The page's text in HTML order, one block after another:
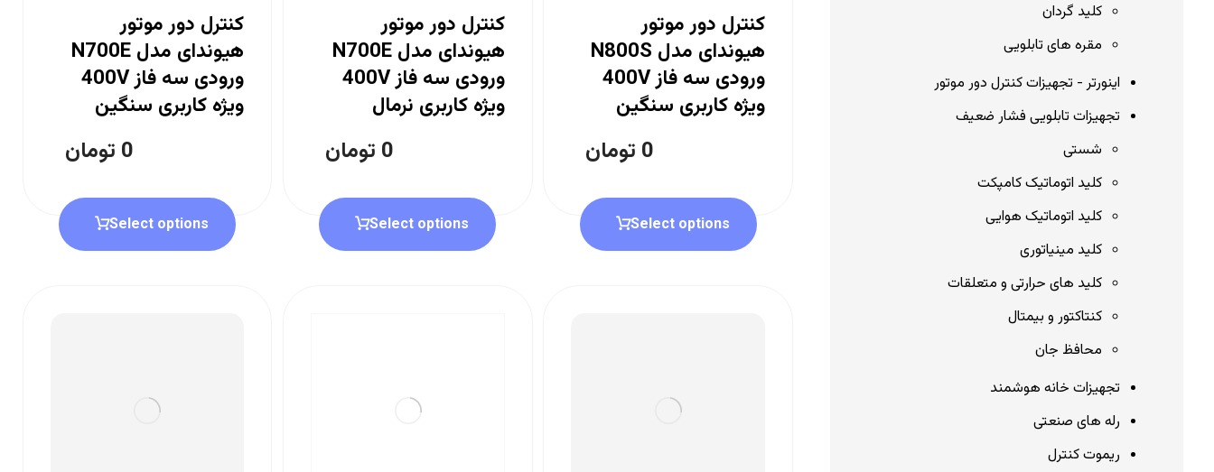
کنترل دور موتور
هیوندای مدل N800S
ورودی سه فاز 400V
ویژه کاربری سنگین
0 تومان
Select options
کنترل دور موتور
هیوندای مدل N700E
ورودی سه فاز 400V
ویژه کاربری نرمال
0 تومان
Select options
کنترل دور موتور
هیوندای مدل N700E
ورودی سه فاز 400V
ویژه کاربری سنگین
0 تومان
Select options
کلید گردان
مقره های تابلویی
اینورتر - تجهیزات کنترل دور موتور
تجهیزات تابلویی فشار ضعیف
شستی
کلید اتوماتیک کامپکت
کلید اتوماتیک هوایی
کلید مینیاتوری
کلید های حرارتی و متعلقات
کنتاکتور و بیمتال
محافظ جان
تجهیزات خانه هوشمند
رله های صنعتی
ریموت کنترل